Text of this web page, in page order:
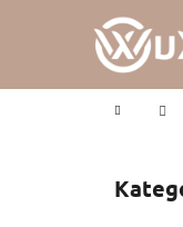
Domů
Přeskočit
kategorie
í
Zpět
do
Zpět
do